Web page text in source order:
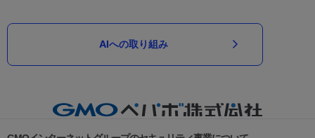
AIへの取り組み